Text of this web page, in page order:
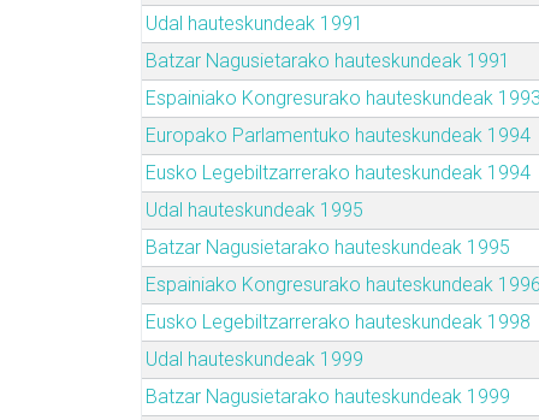
Udal hauteskundeak 1991
Batzar Nagusietarako hauteskundeak 1991
Espainiako Kongresurako hauteskundeak 1993
Europako Parlamentuko hauteskundeak 1994
Eusko Legebiltzarrerako hauteskundeak 1994
Udal hauteskundeak 1995
Batzar Nagusietarako hauteskundeak 1995
Espainiako Kongresurako hauteskundeak 1996
Eusko Legebiltzarrerako hauteskundeak 1998
Udal hauteskundeak 1999
Batzar Nagusietarako hauteskundeak 1999